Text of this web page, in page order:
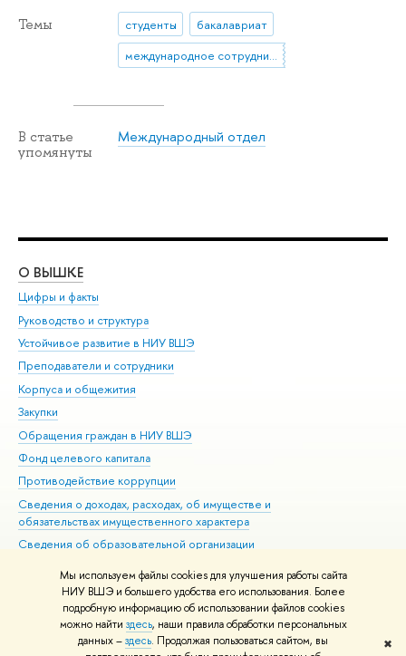
Мы используем файлы cookies для улучшения работы сайта
НИУ ВШЭ и большего удобства его использования. Более
подробную информацию об использовании файлов cookies
можно найти здесь, наши правила обработки персональных
данных –здесь. Продолжая пользоваться сайтом, вы
✖
Темы студенты
бакалавриат
международное сотрудничество
В статье
упомянуты
Международный отдел
О ВЫШКЕ
Цифры и факты
Руководство и структура
Устойчивое развитие в НИУ ВШЭ
Преподаватели и сотрудники
Корпуса и общежития
Закупки
Обращения граждан в НИУ ВШЭ
Фонд целевого капитала
Противодействие коррупции
Сведения о доходах, расходах, об имуществе и
обязательствах имущественного характера
Сведения об образовательной организации
Людям с ограниченными возможностями здоровья
Единая платежная страница
Работа в Вышке